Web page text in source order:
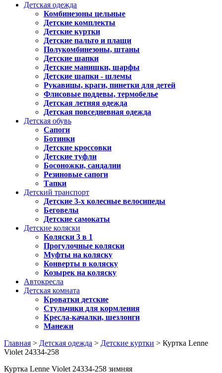
Детская одежда
Комбинезоны цельные
Детские комплекты
Детские куртки
Детские пальто и плащи
Полукомбинезоны, штаны
Детские шапки
Детские манишки, шарфы
Детские шапки - шлемы
Рукавицы, краги, пинетки для детей
Флисовые поддевы, термобелье
Детская летняя одежда
Детская повседневная одежда
Детская обувь
Сапоги
Ботинки
Детские кроссовки
Детские туфли
Босоножки, сандалии
Резиновые сапоги
Тапки
Детский транспорт
Детские 3-х колесные велосипеды
Беговелы
Детские самокаты
Детские коляски
Коляски 3 в 1
Прогулочные коляски
Муфты на коляску
Конверты в коляску
Козырек на коляску
Автокресла
Детская комната
Кроватки детские
Стульчики для кормления
Кресла-качалки, шезлонги
Манежи
Главная > Детская одежда > Детские куртки > Куртка Lenne
Violet 24334-258
Куртка Lenne Violet 24334-258 зимняя